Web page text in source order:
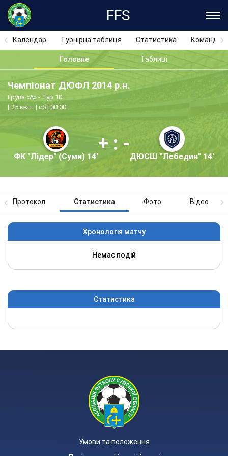
FFS
Календар Турнірна таблиця Статистика Команди
Головне Таблиці
Чемпіонат ДЮФЛ 2014 р.н.
Група «А» - Тур 10
ФК "Лідер" (Суми) 14'
+ : -
ДЮСШ "Лебедин" 14'
25 квіт. | сб | 00:00
Протокол Статистика Фото Відео
Хронологія матчу
Немає подій
Статистика
Умови та положення